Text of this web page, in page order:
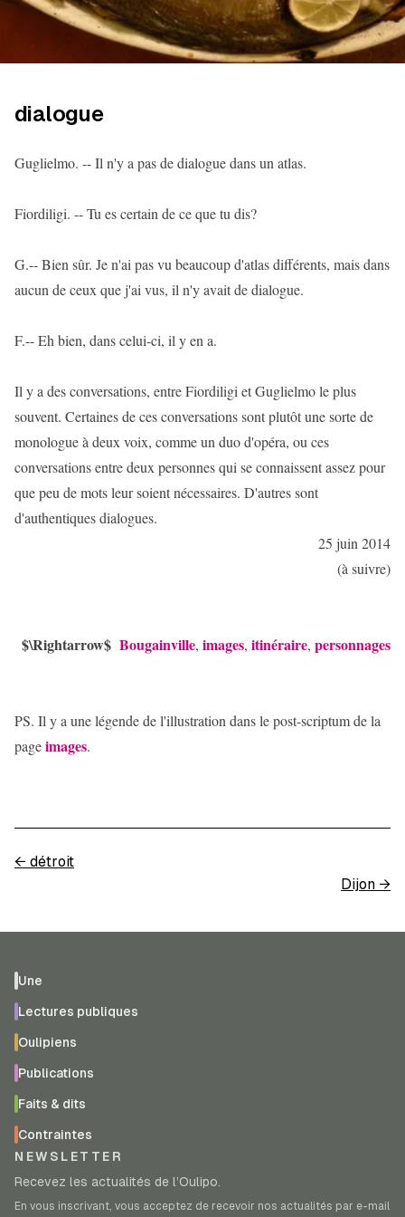
dialogue
Guglielmo. -- Il n'y a pas de dialogue dans un atlas.
Fiordiligi. -- Tu es certain de ce que tu dis?
G.-- Bien sûr. Je n'ai pas vu beaucoup d'atlas différents, mais dans
aucun de ceux que j'ai vus, il n'y avait de dialogue.
F.-- Eh bien, dans celui-ci, il y en a.
Il y a des conversations, entre Fiordiligi et Guglielmo le plus
souvent. Certaines de ces conversations sont plutôt une sorte de
monologue à deux voix, comme un duo d'opéra, ou ces
conversations entre deux personnes qui se connaissent assez pour
que peu de mots leur soient nécessaires. D'autres sont
d'authentiques dialogues.
25 juin 2014
(à suivre)
$\Rightarrow$ Bougainville, images, itinéraire, personnages
PS. Il y a une légende de l'illustration dans le post-scriptum de la
pageimages.
← détroit
Dijon →
Une
Lectures publiques
Oulipiens
Publications
Faits & dits
Contraintes
NEWSLETTER
Recevez les actualités de l’Oulipo.
En vous inscrivant, vous acceptez de recevoir nos actualités par e-mail